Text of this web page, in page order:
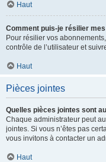
Haut
Comment puis-je résilier
Pour résilier vos
contrôle de l’utilisateur et
Haut
Pièces jointes
Quelles pièces jointes sont
Chaque administrateur peut
jointes. Si vous n’êtes pas
vous invitons à contacter un
Haut